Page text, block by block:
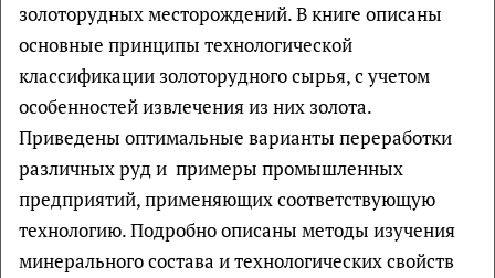
золоторудных месторождений. В книге описаны
основные принципы технологической
классификации золоторудного сырья, с учетом
особенностей извлечения из них золота.
Приведены оптимальные варианты переработки
различных руд и примеры промышленных
предприятий, применяющих соответствующую
технологию. Подробно описаны методы изучения
минерального состава и технологических свойств